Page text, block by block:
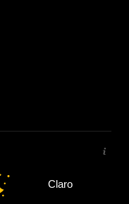
Claro